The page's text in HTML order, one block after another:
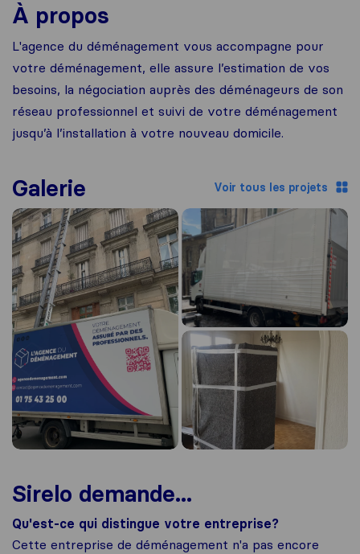
À propos
L'agence du déménagement vous accompagne pour
votre déménagement, elle assure l’estimation de vos
besoins, la négociation auprès des déménageurs de son
réseau professionnel et suivi de votre déménagement
jusqu’à l’installation à votre nouveau domicile.
Galerie Voir tous les projets
Sirelo demande...
Qu'est-ce qui distingue votre entreprise?
Cette entreprise de déménagement n'a pas encore